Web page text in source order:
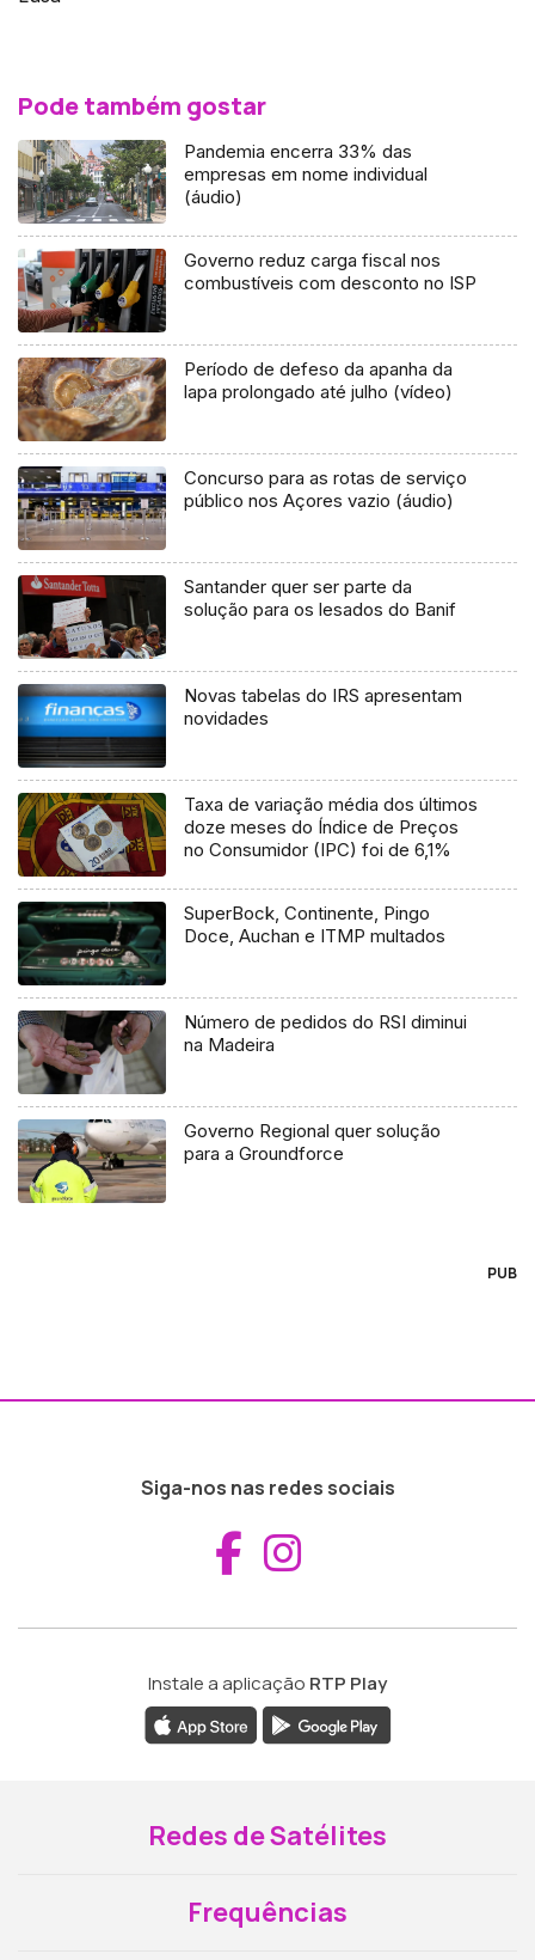
Pode também gostar
Pandemia encerra 33% das
empresas em nome individual
(áudio)
Governo reduz carga fiscal nos
combustíveis com desconto no ISP
Período de defeso da apanha da
lapa prolongado até julho (vídeo)
Concurso para as rotas de serviço
público nos Açores vazio (áudio)
Santander quer ser parte da
solução para os lesados do Banif
Novas tabelas do IRS apresentam
novidades
Taxa de variação média dos últimos
doze meses do Índice de Preços
no Consumidor (IPC) foi de 6,1%
SuperBock, Continente, Pingo
Doce, Auchan e ITMP multados
Número de pedidos do RSI diminui
na Madeira
Governo Regional quer solução
para a Groundforce
PUB
Siga-nos nas redes sociais
Aceder ao
Instale a aplicação RTP Play
Redes de Satélites
Frequências